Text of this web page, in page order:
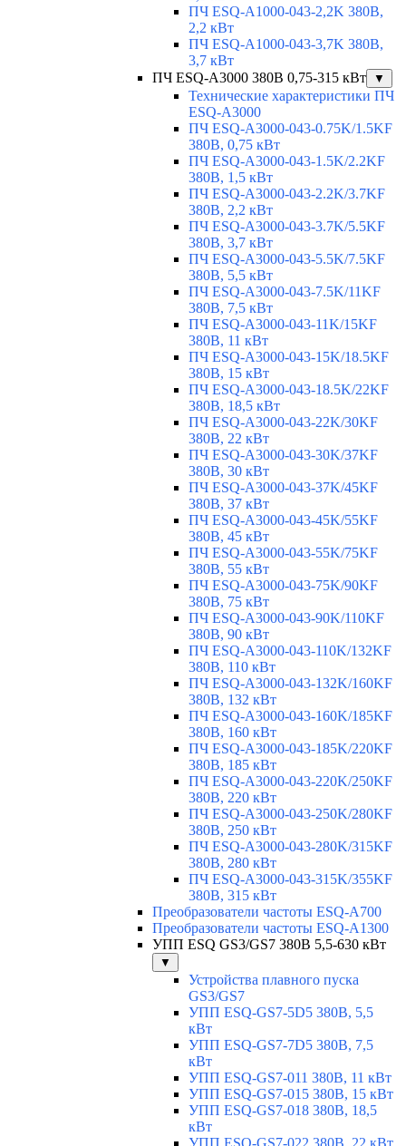
ПЧ ESQ-A1000-043-2,2K 380В,
2,2 кВт
ПЧ ESQ-A1000-043-3,7K 380В,
3,7 кВт
ПЧ ESQ-A3000 380В 0,75-315 кВт
▼
Технические характеристики ПЧ
ESQ-A3000
ПЧ ESQ-A3000-043-0.75K/1.5KF
380В, 0,75 кВт
ПЧ ESQ-A3000-043-1.5K/2.2KF
380В, 1,5 кВт
ПЧ ESQ-A3000-043-2.2K/3.7KF
380В, 2,2 кВт
ПЧ ESQ-A3000-043-3.7K/5.5KF
380В, 3,7 кВт
ПЧ ESQ-A3000-043-5.5K/7.5KF
380В, 5,5 кВт
ПЧ ESQ-A3000-043-7.5K/11KF
380В, 7,5 кВт
ПЧ ESQ-A3000-043-11K/15KF
380В, 11 кВт
ПЧ ESQ-A3000-043-15K/18.5KF
380В, 15 кВт
ПЧ ESQ-A3000-043-18.5K/22KF
380В, 18,5 кВт
ПЧ ESQ-A3000-043-22K/30KF
380В, 22 кВт
ПЧ ESQ-A3000-043-30K/37KF
380В, 30 кВт
ПЧ ESQ-A3000-043-37K/45KF
380В, 37 кВт
ПЧ ESQ-A3000-043-45K/55KF
380В, 45 кВт
ПЧ ESQ-A3000-043-55K/75KF
380В, 55 кВт
ПЧ ESQ-A3000-043-75K/90KF
380В, 75 кВт
ПЧ ESQ-A3000-043-90K/110KF
380В, 90 кВт
ПЧ ESQ-A3000-043-110K/132KF
380В, 110 кВт
ПЧ ESQ-A3000-043-132K/160KF
380В, 132 кВт
ПЧ ESQ-A3000-043-160K/185KF
380В, 160 кВт
ПЧ ESQ-A3000-043-185K/220KF
380В, 185 кВт
ПЧ ESQ-A3000-043-220K/250KF
380В, 220 кВт
ПЧ ESQ-A3000-043-250K/280KF
380В, 250 кВт
ПЧ ESQ-A3000-043-280K/315KF
380В, 280 кВт
ПЧ ESQ-A3000-043-315K/355KF
380В, 315 кВт
Преобразователи частоты ESQ-A700
Преобразователи частоты ESQ-A1300
УПП ESQ GS3/GS7 380В 5,5-630 кВт
▼
Устройства плавного пуска
GS3/GS7
УПП ESQ-GS7-5D5 380В, 5,5
кВт
УПП ESQ-GS7-7D5 380В, 7,5
кВт
УПП ESQ-GS7-011 380В, 11 кВт
УПП ESQ-GS7-015 380В, 15 кВт
УПП ESQ-GS7-018 380В, 18,5
кВт